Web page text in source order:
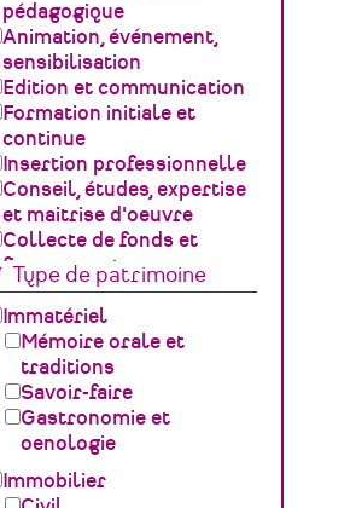
pédagogique
Animation, événement,
sensibilisation
Edition et communication
Formation initiale et
continue
Insertion professionnelle
Conseil, études, expertise
et maitrise d'oeuvre
Collecte de fonds et
financement
Gestion, développement,
ingénierie culturelle
Fédération – Syndicat
professionnel
Sciences du Patrimoine
(GOSP)
Archives /
Documentation
Conservation du
Type de patrimoine
Immatériel
Mémoire orale et
traditions
Savoir-faire
Gastronomie et
oenologie
Immobilier